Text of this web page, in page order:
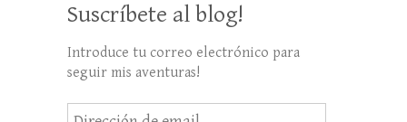
Suscríbete al blog!
Introduce tu correo electrónico para
seguir mis aventuras!
Dirección